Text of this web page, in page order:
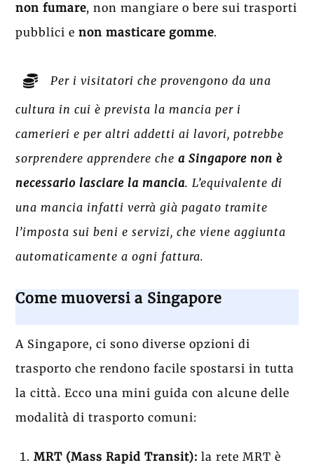
non fumare, non mangiare o bere sui trasporti
pubblici enon masticare gomme.
Per i visitatori che provengono da una
cultura in cui è prevista la mancia per i
camerieri e per altri addetti ai lavori, potrebbe
sorprendere apprendere chea Singapore non è
necessario lasciare la mancia. L’equivalente di
una mancia infatti verrà già pagato tramite
l’imposta sui beni e servizi, che viene aggiunta
automaticamente a ogni fattura.
Come muoversi a Singapore
A Singapore, ci sono diverse opzioni di
trasporto che rendono facile spostarsi in tutta
la città. Ecco una mini guida con alcune delle
modalità di trasporto comuni:
MRT (Mass Rapid Transit): la rete MRT è